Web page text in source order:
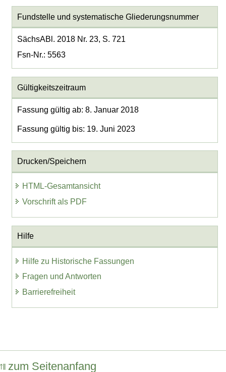
Fundstelle und systematische Gliederungsnummer
SächsABl. 2018 Nr. 23, S. 721
Fsn-Nr.: 5563
Gültigkeitszeitraum
Fassung gültig ab: 8. Januar 2018
Fassung gültig bis: 19. Juni 2023
Drucken/Speichern
HTML-Gesamtansicht
Vorschrift als PDF
Hilfe
Hilfe zu Historische Fassungen
Fragen und Antworten
Barrierefreiheit
zum Seitenanfang